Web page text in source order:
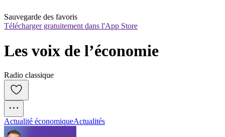
Sauvegarde des favoris
Télécharger gratuitement dans l'App Store
Les voix de l’économie
Radio classique
Actualité économiqueActualités